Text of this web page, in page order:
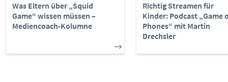
Was Eltern über „Squid
Game“ wissen müssen –
Mediencoach-Kolumne
Richtig Streamen für
Kinder: Podcast „Game
Phones“ mit Martin
Drechsler